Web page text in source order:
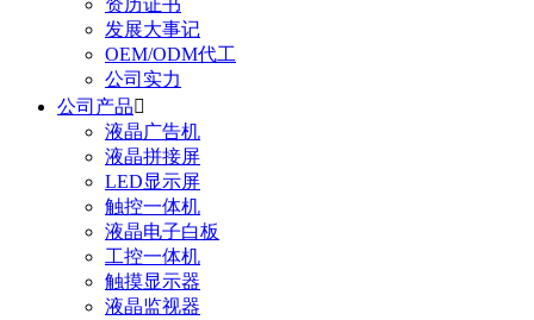
资历证书
发展大事记
OEM/ODM代工
公司实力
公司产品
液晶广告机
液晶拼接屏
LED显示屏
触控一体机
液晶电子白板
工控一体机
触摸显示器
液晶监视器